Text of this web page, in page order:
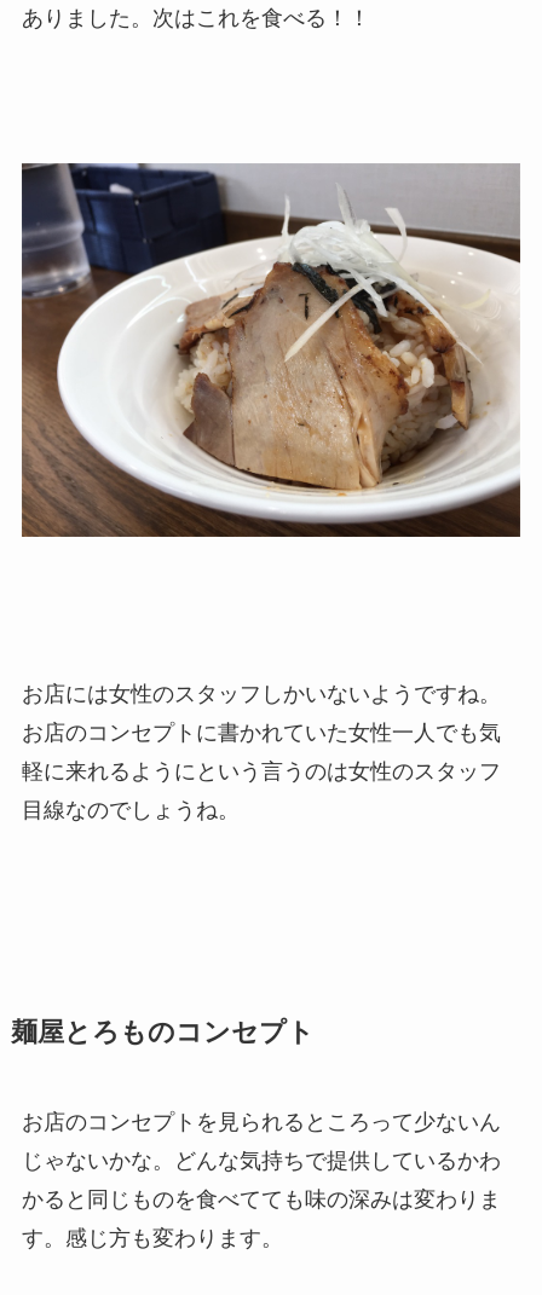
ありました。次はこれを食べる！！
お店には女性のスタッフしかいないようですね。
お店のコンセプトに書かれていた女性一人でも気
軽に来れるようにという言うのは女性のスタッフ
目線なのでしょうね。
麺屋とろものコンセプト
お店のコンセプトを見られるところって少ないん
じゃないかな。どんな気持ちで提供しているかわ
かると同じものを食べてても味の深みは変わりま
す。感じ方も変わります。